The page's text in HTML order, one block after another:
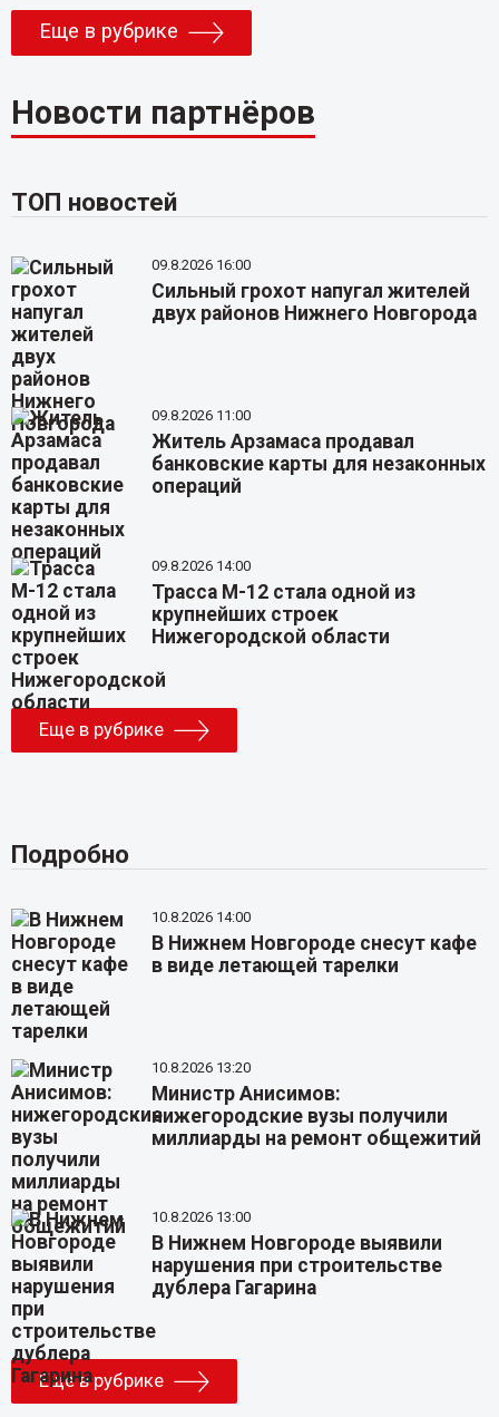
Еще в рубрике
Новости партнёров
ТОП новостей
09.8.2026 16:00
Сильный грохот напугал жителей
двух районов Нижнего Новгорода
09.8.2026 11:00
Житель Арзамаса продавал
банковские карты для незаконных
операций
09.8.2026 14:00
Трасса М-12 стала одной из
крупнейших строек
Нижегородской области
Еще в рубрике
Подробно
10.8.2026 14:00
В Нижнем Новгороде снесут кафе
в виде летающей тарелки
10.8.2026 13:20
Министр Анисимов:
нижегородские вузы получили
миллиарды на ремонт общежитий
10.8.2026 13:00
В Нижнем Новгороде выявили
нарушения при строительстве
дублера Гагарина
Еще в рубрике